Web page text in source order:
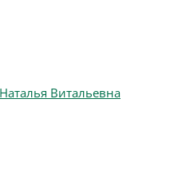
Витальевна